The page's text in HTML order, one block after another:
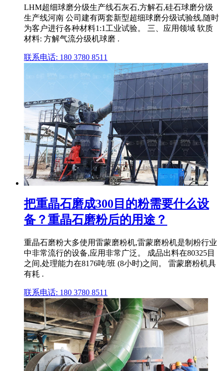
LHM超细球磨分级生产线石灰石,方解石,硅石球磨分级
生产线河南 公司建有两套新型超细球磨分级试验线,随时
为客户进行各种材料1:1工业试验。 三、应用领域 软质
材料: 方解气流分级机球磨 .
联系电话: 180 3780 8511
把重晶石磨成300目的粉需要什么设
备？重晶石磨粉后的用途？
重晶石磨粉大多使用雷蒙磨粉机,雷蒙磨粉机是制粉行业
中非常流行的设备,应用非常广泛。 成品出料在80325目
之间,处理能力在8176吨/班 (8小时)之间。 雷蒙磨粉机具
有耗 .
联系电话: 180 3780 8511